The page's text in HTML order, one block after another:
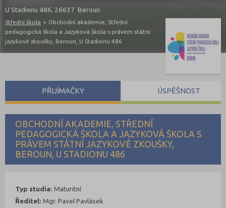
U Stadionu 486, 26637 Beroun
Střední škola > Obchodní akademie, Střední
pedagogická škola a Jazyková škola s právem státní
jazykové zkoušky, Beroun, U Stadionu 486
OBCHODNÍ AKADEMIE, STŘEDNÍ
PEDAGOGICKÁ ŠKOLA A JAZYKOVÁ ŠKOLA S
PRÁVEM STÁTNÍ JAZYKOVÉ ZKOUŠKY,
BEROUN, U STADIONU 486
Typ studia: Maturitní
Ředitel: Mgr. Pavel Pavlásek
PŘIJÍMAČKY ÚSPĚŠNOST